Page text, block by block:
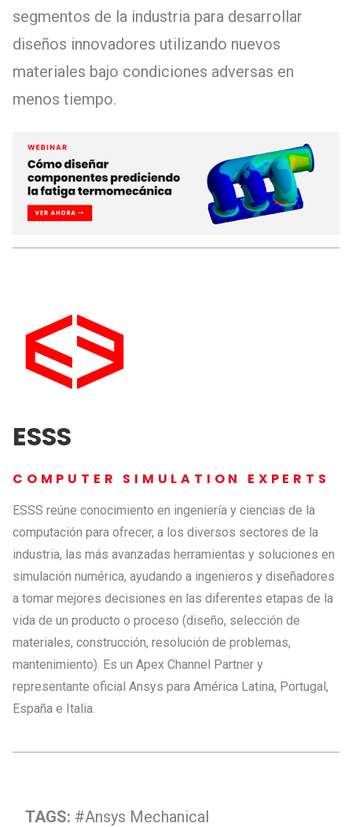
segmentos de la industria para desarrollar
diseños innovadores utilizando nuevos
materiales bajo condiciones adversas en
menos tiempo.
ESSS
COMPUTER SIMULATION EXPERTS
ESSS reúne conocimiento en ingeniería y ciencias de la
computación para ofrecer, a los diversos sectores de la
industria, las más avanzadas herramientas y soluciones en
simulación numérica, ayudando a ingenieros y diseñadores
a tomar mejores decisiones en las diferentes etapas de la
vida de un producto o proceso (diseño, selección de
materiales, construcción, resolución de problemas,
mantenimiento). Es un Apex Channel Partner y
representante oficial Ansys para América Latina, Portugal,
España e Italia.
TAGS: #Ansys Mechanical